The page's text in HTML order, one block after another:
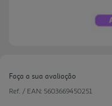
Faça a sua avaliação
Ref. / EAN: 5603669450251